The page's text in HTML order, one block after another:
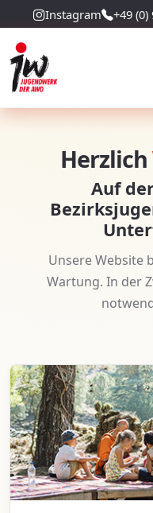
Instagram +49 (0)
Herzlich
Auf
Unsere Website
Wartung. In der